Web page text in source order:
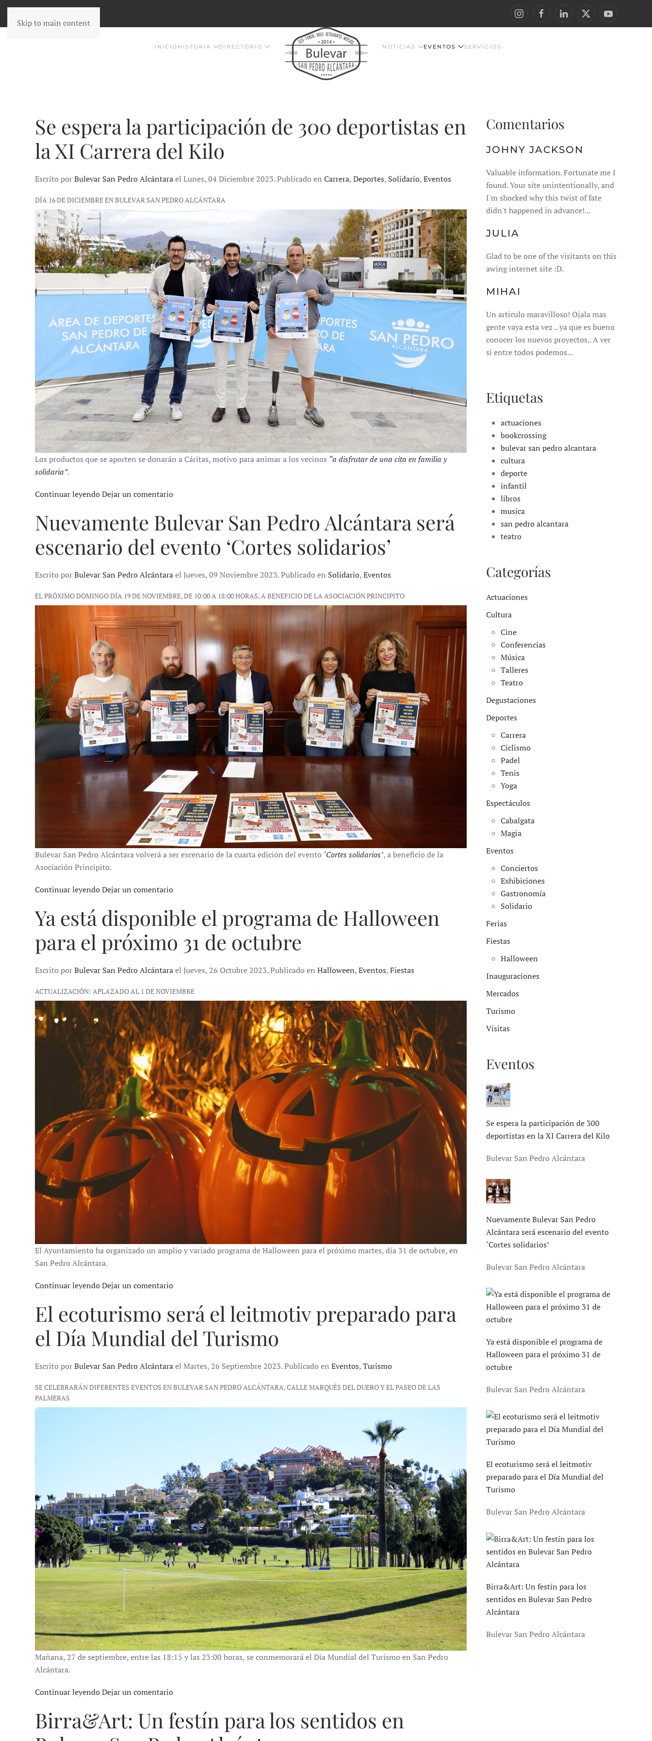
Skip to main content
INICIO HISTORIA DIRECTORIO NOTICIAS EVENTOS SERVICIOS
Se espera la participación de 300 deportistas en
la XI Carrera del Kilo
Escrito porBulevar San Pedro Alcántarael Lunes, 04 Diciembre 2023. Publicado en Carrera,Deportes, Solidario,Eventos
DÍA 16 DE DICIEMBRE EN BULEVAR SAN PEDRO ALCÁNTARA
Los productos que se aporten se donarán a Cáritas, motivo para animar a los vecinos “a disfrutar de una cita en familia y
solidaria”.
Continuar leyendoDejar un comentario
Nuevamente Bulevar San Pedro Alcántara será
escenario del evento ‘Cortes solidarios’
Escrito porBulevar San Pedro Alcántarael Jueves, 09 Noviembre 2023. Publicado en Solidario,Eventos
EL PRÓXIMO DOMINGO DÍA 19 DE NOVIEMBRE, DE 10:00 A 18:00 HORAS, A BENEFICIO DE LA ASOCIACIÓN PRINCIPITO
Bulevar San Pedro Alcántara volverá a ser escenario de la cuarta edición del evento ‘Cortes solidarios’, a beneficio de la
Asociación Principito.
Continuar leyendoDejar un comentario
Ya está disponible el programa de Halloween
para el próximo 31 de octubre
Escrito porBulevar San Pedro Alcántarael Jueves, 26 Octubre 2023. Publicado en Halloween,Eventos,Fiestas
ACTUALIZACIÓN: APLAZADO AL 1 DE NOVIEMBRE
El Ayuntamiento ha organizado un amplio y variado programa de Halloween para el próximo martes, día 31 de octubre, en
San Pedro Alcántara.
Continuar leyendoDejar un comentario
El ecoturismo será el leitmotiv preparado para
el Día Mundial del Turismo
Escrito porBulevar San Pedro Alcántarael Martes, 26 Septiembre 2023. Publicado en Eventos,Turismo
SE CELEBRARÁN DIFERENTES EVENTOS EN BULEVAR SAN PEDRO ALCÁNTARA, CALLE MARQUÉS DEL DUERO Y EL PASEO DE LAS
PALMERAS
Mañana, 27 de septiembre, entre las 18:15 y las 23:00 horas, se conmemorará el Día Mundial del Turismo en San Pedro
Alcántara.
Continuar leyendoDejar un comentario
Birra&Art: Un festín para los sentidos en
Comentarios
JOHNY JACKSON
Valuable information. Fortunate me I
found. Your site unintentionally, and
I'm shocked why this twist of fate
didn't happened in advance!...
JULIA
Glad to be one of the visitants on this
awing internet site :D.
MIHAI
Un articulo maravilloso! Ojala mas
gente vaya esta vez .. ya que es bueno
conocer los nuevos proyectos.. A ver
si entre todos podemos...
Etiquetas
actuaciones
bookcrossing
bulevar san pedro alcantara
cultura
deporte
infantil
libros
musica
san pedro alcantara
teatro
Categorías
Actuaciones
Cultura
Cine
Conferencias
Música
Talleres
Teatro
Degustaciones
Deportes
Carrera
Ciclismo
Padel
Tenis
Yoga
Espectáculos
Cabalgata
Magia
Eventos
Conciertos
Exhibiciones
Gastronomía
Solidario
Ferias
Fiestas
Halloween
Inauguraciones
Mercados
Turismo
Visitas
Eventos
Se espera la participación de 300
deportistas en la XI Carrera del Kilo
Bulevar San Pedro Alcántara
Nuevamente Bulevar San Pedro
Alcántara será escenario del evento
‘Cortes solidarios’
Bulevar San Pedro Alcántara
Ya está disponible el programa de
Halloween para el próximo 31 de
octubre
Bulevar San Pedro Alcántara
El ecoturismo será el leitmotiv
preparado para el Día Mundial del
Turismo
Bulevar San Pedro Alcántara
Birra&Art: Un festín para los
sentidos en Bulevar San Pedro
Alcántara
Bulevar San Pedro Alcántara